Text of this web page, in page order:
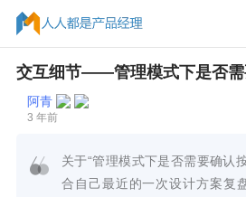
交互细节——管理模式下是否需
阿青
3 年前
关于“管理模式下是否需要确认
合自己最近的一次设计方案复